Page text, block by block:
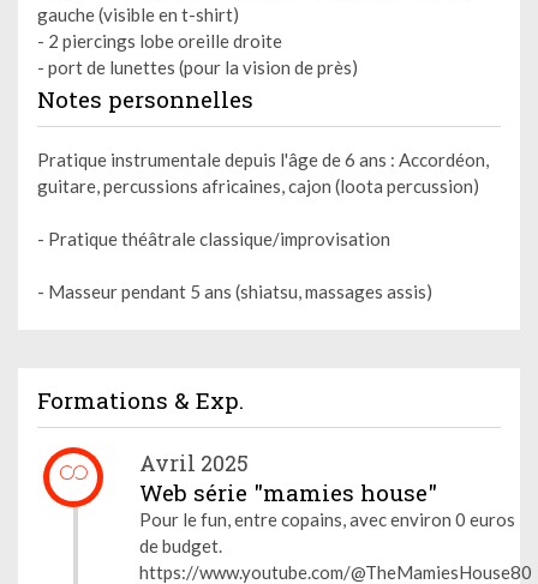
gauche (visible en t-shirt)
- 2 piercings lobe oreille droite
- port de lunettes (pour la vision de près)
Notes personnelles
Pratique instrumentale depuis l'âge de 6 ans : Accordéon,
guitare, percussions africaines, cajon (loota percussion)
- Pratique théâtrale classique/improvisation
- Masseur pendant 5 ans (shiatsu, massages assis)
Formations & Exp.
Avril 2025
Web série "mamies house"
Pour le fun, entre copains, avec environ 0 euros
de budget.
https://www.youtube.com/@TheMamiesHouse80